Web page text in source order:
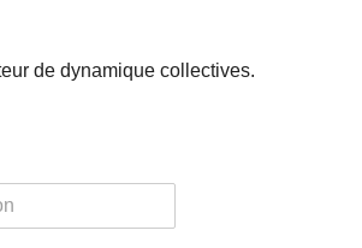
de dynamique collectives.